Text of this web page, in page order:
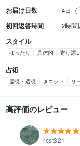
お届け日数
4日（
初回返答時間
2時間
スタイル
ゆったり 具体的 寄り添
占術
霊視・透視 タロット リ
高評価のレビュー
rest321